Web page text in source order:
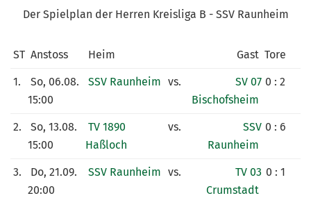
ARCHIV
Der Spielplan der Herren Kreisliga B - SSV Raunheim
ST Anstoss Heim Gast Tore
1.
So, 06.08.
15:00
SSV Raunheim vs.
SV 07
Bischofsheim
0 : 2
2.
So, 13.08.
15:00
TV 1890
Haßloch
vs.
SSV
Raunheim
0 : 6
3.
Do, 21.09.
20:00
SSV Raunheim vs.
TV 03
Crumstadt
0 : 1